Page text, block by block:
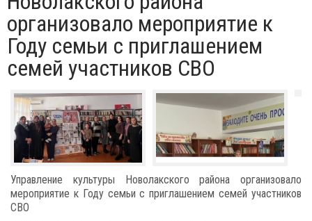
организовало мероприятие к
Году семьи с приглашением
семей участников СВО
Управление культуры Новолакского района организовало
мероприятие к Году семьи с приглашением семей участников
СВО